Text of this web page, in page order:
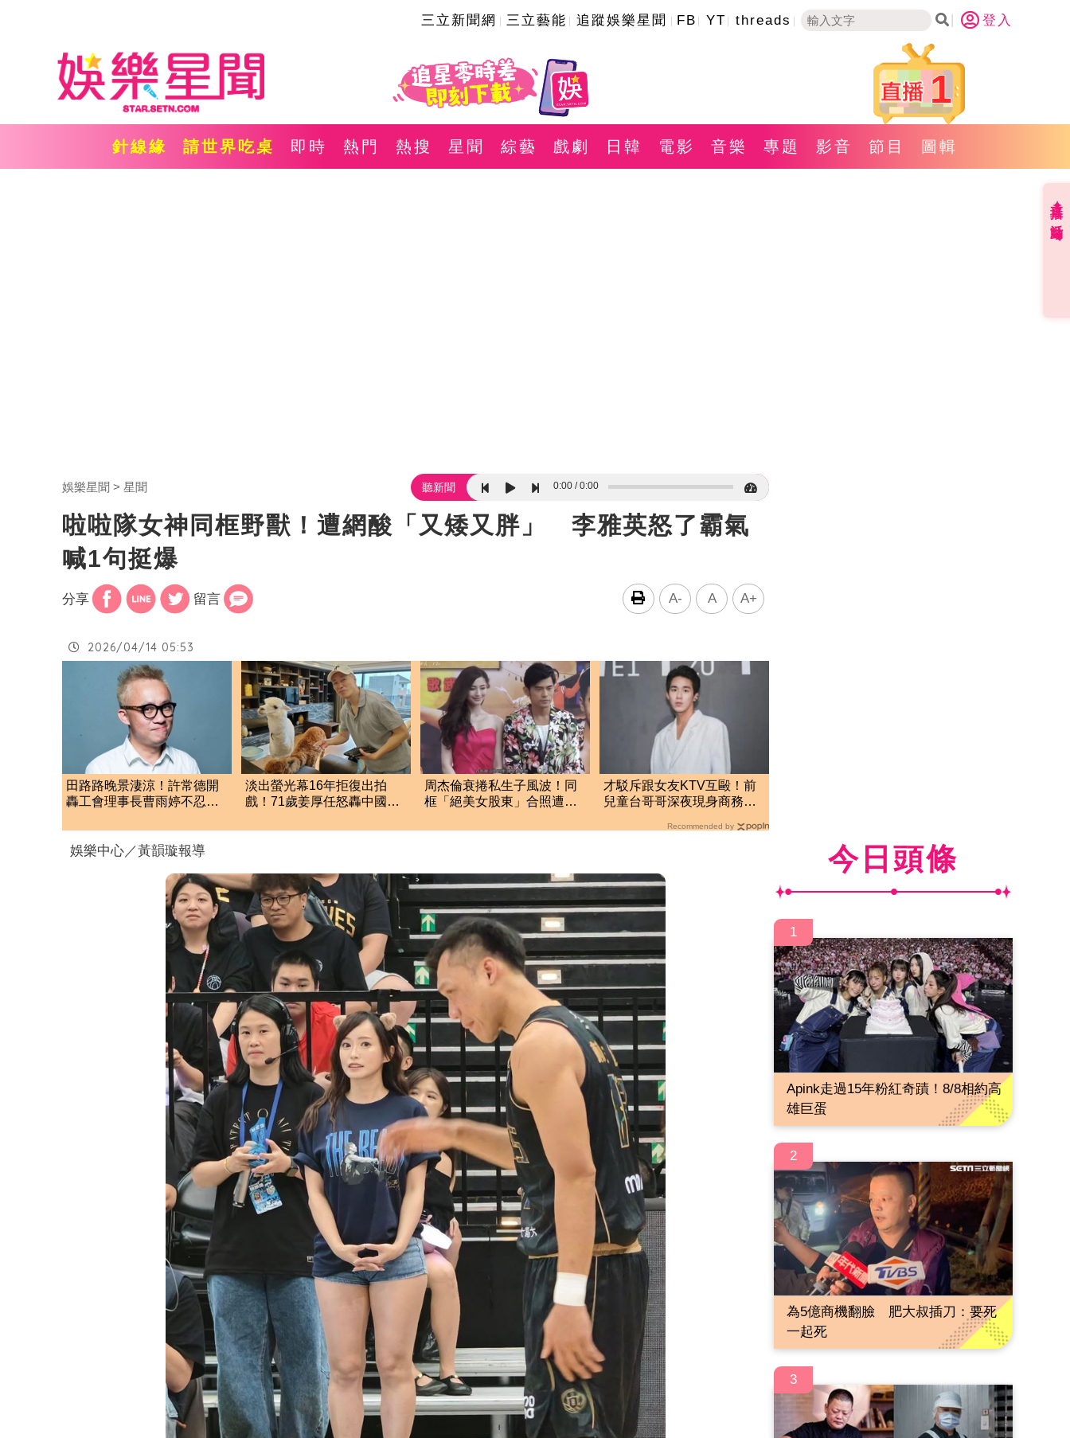
三立新聞網 三立藝能 追蹤娛樂星聞 FB YT threads 登入
1
針線緣 請世界吃桌 即時 熱門 熱搜 星聞 綜藝 戲劇 日韓 電影 音樂 專題 影音 節目 圖輯
娛樂星聞 星聞 聽新聞 0:00 0:00
啦啦隊女神同框野獸！遭網酸「又矮又胖」 李雅英怒了霸氣
喊1句挺爆
分享 留言 A- A A+
2026/04/14 05:53
田路路晚景淒涼！許常德開
轟工會理事長曹雨婷不忍
淡出螢光幕16年拒復出拍
戲！71歲姜厚任怒轟中國劇
周杰倫衰捲私生子風波！同
框「絕美女股東」合照遭瘋
才駁斥跟女友KTV互毆！前
兒童台哥哥深夜現身商務酒
Recommended by
娛樂中心／黃韻璇報導 今日頭條
1
Apink走過15年粉紅奇蹟！8/8相約高
雄巨蛋
2
為5億商機翻臉 肥大叔插刀：要死
一起死
3
直播✦活動